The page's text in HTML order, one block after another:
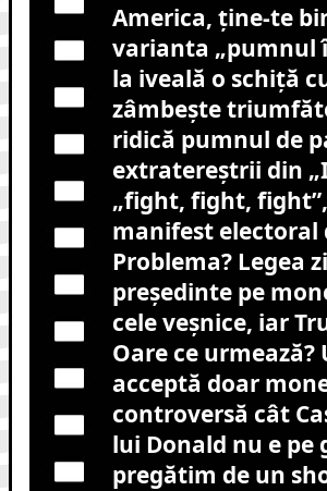
America, ține-te
varianta „pumnul
la iveală o schiță
zâmbește
ridică pumnul de
extratereștrii din
„fight, fight,
manifest electoral
Problema? Legea
președinte pe
cele veșnice, iar
Oare ce
acceptă doar
controversă cât
lui Donald nu e pe
pregătim de un